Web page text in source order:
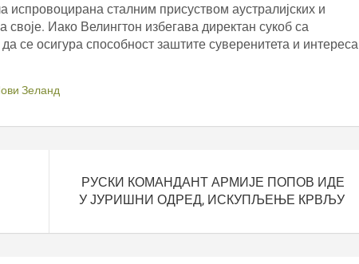
испровоцирана сталним присуством аустралијских и
Иако Велингтон избегава директан сукоб са
се осигура способност заштите суверенитета и интереса
Зеланд
РУСКИ КОМАНДАНТ АРМИЈЕ ПОПОВ ИДЕ
У ЈУРИШНИ ОДРЕД, ИСКУПЉЕЊЕ КРВЉУ